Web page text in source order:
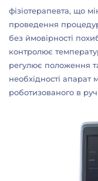
фізіотерапевта, що
проведення
без ймовірності
контролює
регулює положення
необхідності
роботизованого в